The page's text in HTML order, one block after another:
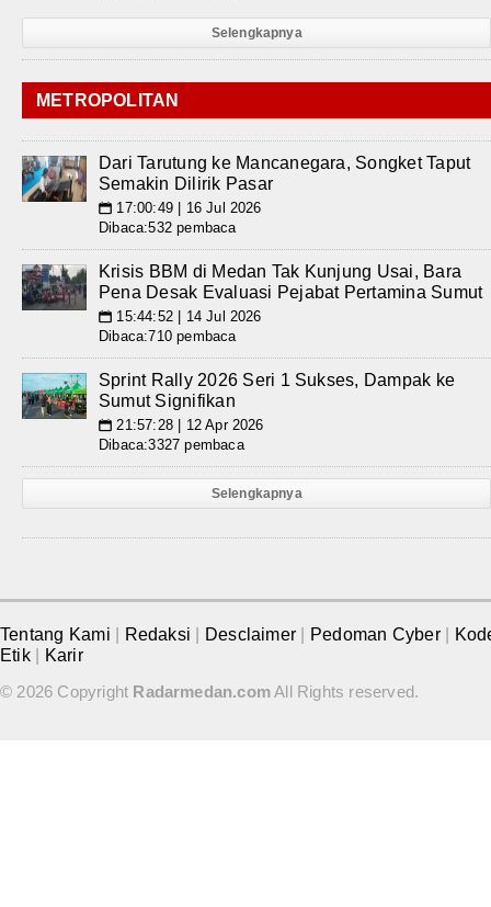
Selengkapnya
METROPOLITAN
Dari Tarutung ke Mancanegara, Songket Taput
Semakin Dilirik Pasar
📅 17:00:49 | 16 Jul 2026
Dibaca:532 pembaca
Krisis BBM di Medan Tak Kunjung Usai, Bara
Pena Desak Evaluasi Pejabat Pertamina Sumut
📅 15:44:52 | 14 Jul 2026
Dibaca:710 pembaca
Sprint Rally 2026 Seri 1 Sukses, Dampak ke
Sumut Signifikan
📅 21:57:28 | 12 Apr 2026
Dibaca:3327 pembaca
Selengkapnya
Tentang Kami Redaksi Desclaimer Pedoman Cyber
Etik
Karir
© 2026 Copyright Radarmedan.comAll Rights reserved.